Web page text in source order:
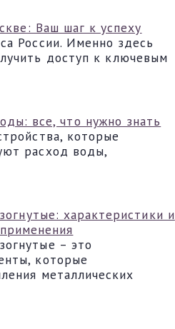
Ваш шаг к успеху
России. Именно здесь
доступ к ключевым
все, что нужно знать
которые
расход воды,
характеристики и
– это
которые
металлических